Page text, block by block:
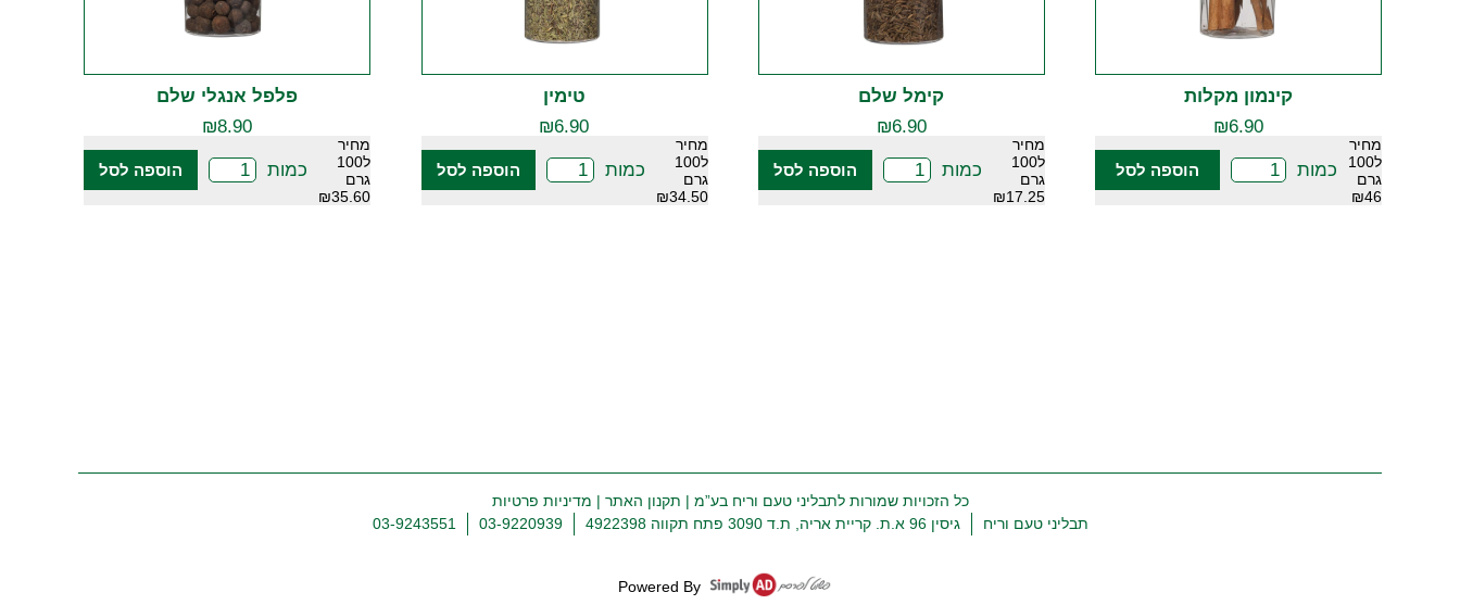
קינמון מקלות
₪6.90
מחיר
ל100
גרם
₪46
כמות הוספה לסל
קימל שלם
₪6.90
מחיר
ל100
גרם
₪17.25
כמות הוספה לסל
טימין
₪6.90
מחיר
ל100
גרם
₪34.50
כמות הוספה לסל
פלפל אנגלי שלם
₪8.90
מחיר
ל100
גרם
₪35.60
כמות הוספה לסל
כל הזכויות שמורות לתבליני טעם וריח בע”מ | תקנון האתר | מדיניות פרטיות
תבליני טעם וריח
גיסין 96 א.ת. קריית אריה, ת.ד 3090 פתח תקווה 4922398 03-9220939
03-9243551
Powered By